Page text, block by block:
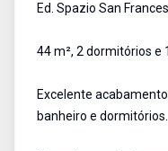
Ed. Spazio San
44 m², 2 dormitórios e
Excelente
banheiro e dormitórios.